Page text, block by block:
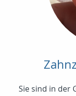
Sie sind in der